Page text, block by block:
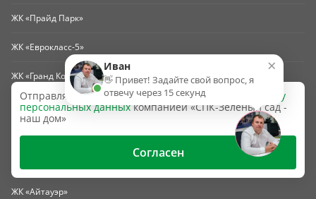
ЖК «Прайд Парк»
ЖК «Еврокласс-5»
ЖК «Гранд Комфорт-3» (г. Жуковский)
ЖК «Гранд Комфорт-2» (г. Жуковский)
ЖК «Гранд Комфорт» (г. Жуковский)
ЖК «Айтауэр»
Отправляя эту форму, вы даёте согласие на
обработку
персональных данныхкомпанией «СПК-Зеленый сад -
наш дом»
Согласен
×
Иван
👋 Привет! Задайте свой вопрос, я
отвечу через 15 секунд